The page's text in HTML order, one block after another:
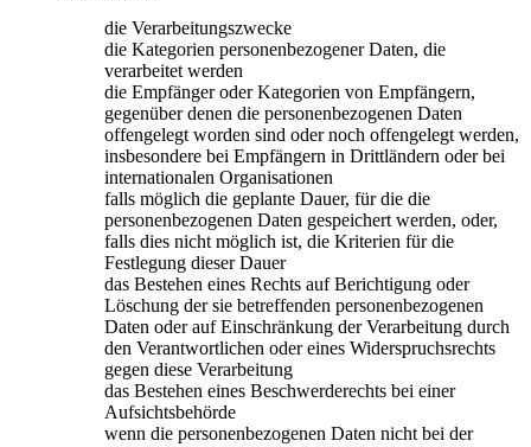
die Verarbeitungszwecke
die Kategorien personenbezogener Daten, die
verarbeitet werden
die Empfänger oder Kategorien von Empfängern,
gegenüber denen die personenbezogenen Daten
offengelegt worden sind oder noch offengelegt werden,
insbesondere bei Empfängern in Drittländern oder bei
internationalen Organisationen
falls möglich die geplante Dauer, für die die
personenbezogenen Daten gespeichert werden, oder,
falls dies nicht möglich ist, die Kriterien für die
Festlegung dieser Dauer
das Bestehen eines Rechts auf Berichtigung oder
Löschung der sie betreffenden personenbezogenen
Daten oder auf Einschränkung der Verarbeitung durch
den Verantwortlichen oder eines Widerspruchsrechts
gegen diese Verarbeitung
das Bestehen eines Beschwerderechts bei einer
Aufsichtsbehörde
wenn die personenbezogenen Daten nicht bei der